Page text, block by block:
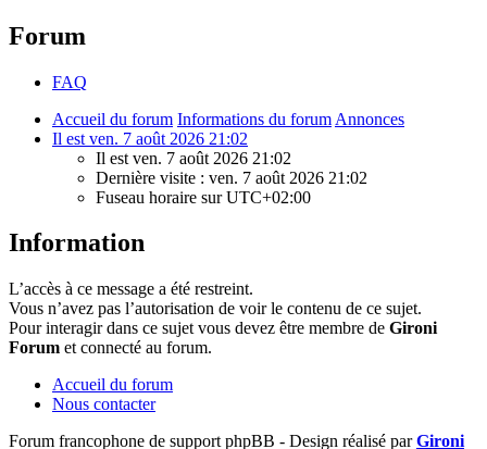
Forum
FAQ
Accueil du forum Informations du forum Annonces
Il est ven. 7 août 2026 21:02
Il est ven. 7 août 2026 21:02
Dernière visite : ven. 7 août 2026 21:02
Fuseau horaire surUTC+02:00
Information
L’accès à ce message a été restreint.
Vous n’avez pas l’autorisation de voir le contenu de ce sujet.
Pour interagir dans ce sujet vous devez être membre de Gironi
Forum et connecté au forum.
Accueil du forum
Nous contacter
Forum francophone de support phpBB - Design réalisé parGironi